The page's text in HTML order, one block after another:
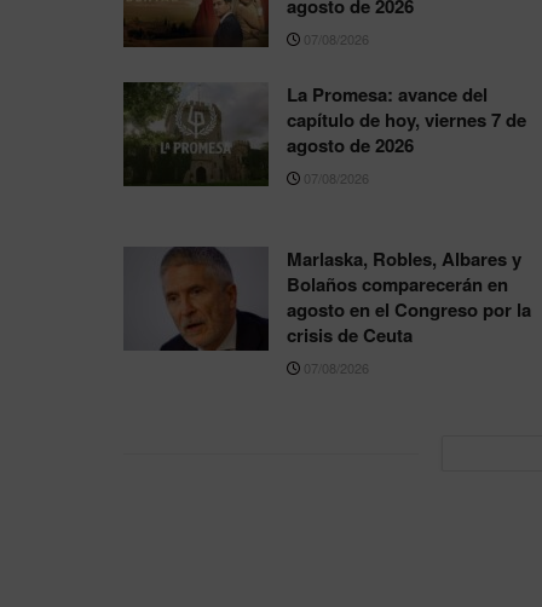
agosto de 2026
07/08/2026
La Promesa: avance del
capítulo de hoy, viernes 7 de
agosto de 2026
07/08/2026
Marlaska, Robles, Albares y
Bolaños comparecerán en
agosto en el Congreso por la
crisis de Ceuta
07/08/2026